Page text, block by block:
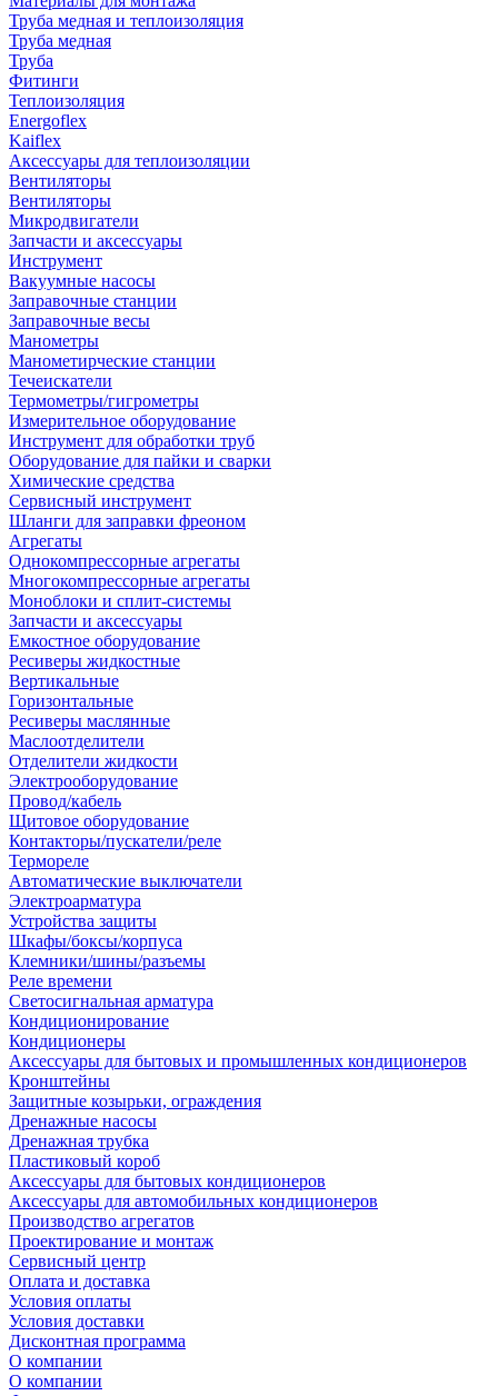
Труба медная и теплоизоляция
Труба медная
Труба
Фитинги
Теплоизоляция
Energoflex
Kaiflex
Аксессуары для теплоизоляции
Вентиляторы
Вентиляторы
Микродвигатели
Запчасти и аксессуары
Инструмент
Вакуумные насосы
Заправочные станции
Заправочные весы
Манометры
Манометирческие станции
Течеискатели
Термометры/гигрометры
Измерительное оборудование
Инструмент для обработки труб
Оборудование для пайки и сварки
Химические средства
Сервисный инструмент
Шланги для заправки фреоном
Агрегаты
Однокомпрессорные агрегаты
Многокомпрессорные агрегаты
Моноблоки и сплит-системы
Запчасти и аксессуары
Емкостное оборудование
Ресиверы жидкостные
Вертикальные
Горизонтальные
Ресиверы маслянные
Маслоотделители
Отделители жидкости
Электрооборудование
Провод/кабель
Щитовое оборудование
Контакторы/пускатели/реле
Термореле
Автоматические выключатели
Электроарматура
Устройства защиты
Шкафы/боксы/корпуса
Клемники/шины/разъемы
Реле времени
Светосигнальная арматура
Кондиционирование
Кондиционеры
Аксессуары для бытовых и промышленных кондиционеров
Кронштейны
Защитные козырьки, ограждения
Дренажные насосы
Дренажная трубка
Пластиковый короб
Аксессуары для бытовых кондиционеров
Аксессуары для автомобильных кондиционеров
Производство агрегатов
Проектирование и монтаж
Сервисный центр
Оплата и доставка
Условия оплаты
Условия доставки
Дисконтная программа
О компании
О компании